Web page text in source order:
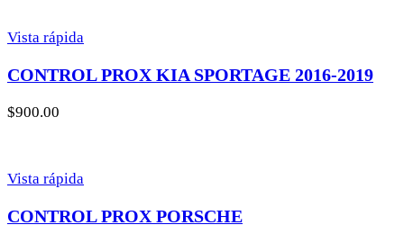
Vista rápida
CONTROL PROX KIA SPORTAGE 2016-2019
$900.00
Vista rápida
CONTROL PROX PORSCHE